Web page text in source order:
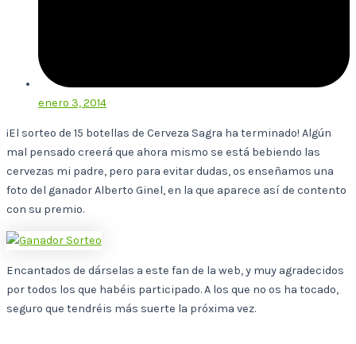
enero 3, 2014
¡El sorteo de 15 botellas de Cerveza Sagra ha terminado! Algún
mal pensado creerá que ahora mismo se está bebiendo las
cervezas mi padre, pero para evitar dudas, os enseñamos una
foto del ganador Alberto Ginel, en la que aparece así de contento
con su premio.
Encantados de dárselas a este fan de la web, y muy agradecidos
por todos los que habéis participado. A los que no os ha tocado,
seguro que tendréis más suerte la próxima vez.